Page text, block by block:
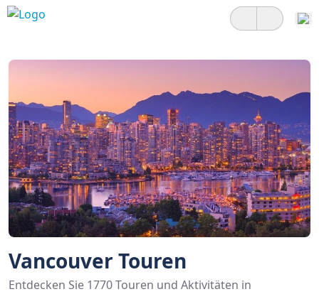
Vancouver Touren
Entdecken Sie 1770 Touren und Aktivitäten in